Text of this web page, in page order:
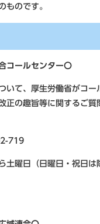
ものです。
コールセンター〇
いて、厚生労働省がコー
正の趣旨等に関するご質
719
曜日（日曜日・祝日